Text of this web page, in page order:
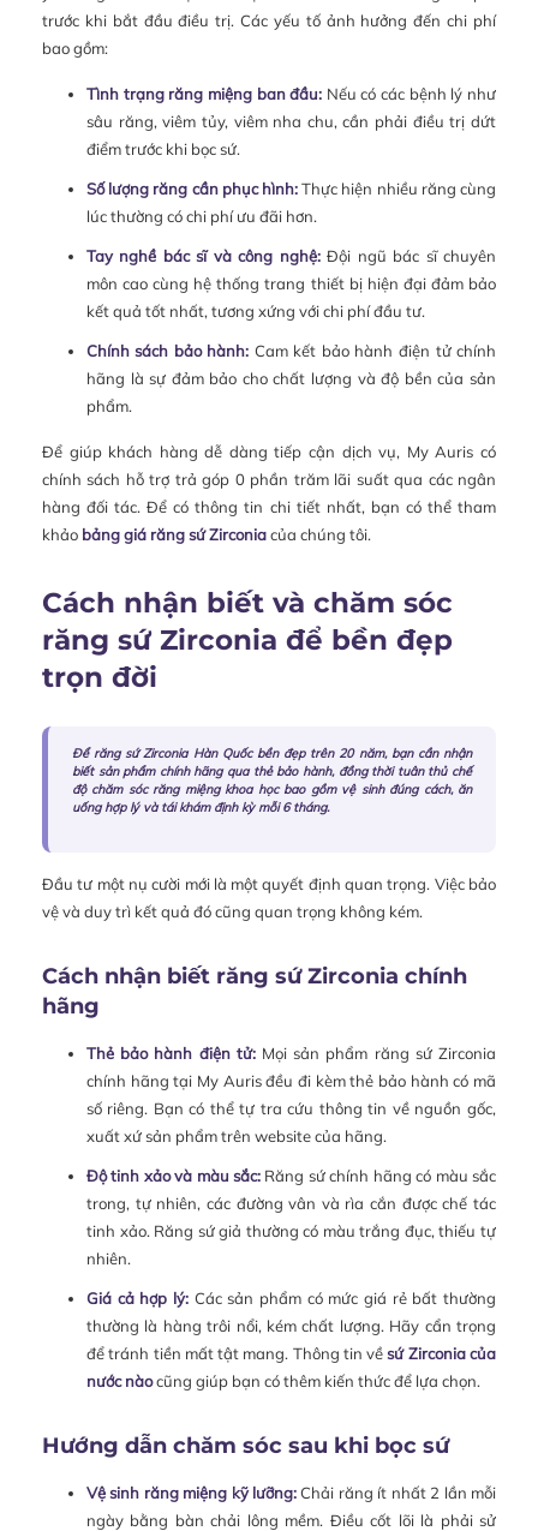
trước khi bắt đầu điều trị. Các yếu tố ảnh hưởng đến chi phí
bao gồm:
Tình trạng răng miệng ban đầu: Nếu có các bệnh lý như
sâu răng, viêm tủy, viêm nha chu, cần phải điều trị dứt
điểm trước khi bọc sứ.
Số lượng răng cần phục hình:Thực hiện nhiều răng cùng
lúc thường có chi phí ưu đãi hơn.
Tay nghề bác sĩ và công nghệ:Đội ngũ bác sĩ chuyên
môn cao cùng hệ thống trang thiết bị hiện đại đảm bảo
kết quả tốt nhất, tương xứng với chi phí đầu tư.
Chính sách bảo hành: Cam kết bảo hành điện tử chính
hãng là sự đảm bảo cho chất lượng và độ bền của sản
phẩm.
Để giúp khách hàng dễ dàng tiếp cận dịch vụ, My Auris có
chính sách hỗ trợ trả góp 0 phần trăm lãi suất qua các ngân
hàng đối tác. Để có thông tin chi tiết nhất, bạn có thể tham
khảo bảng giá răng sứ Zirconiacủa chúng tôi.
Cách nhận biết và chăm sóc
răng sứ Zirconia để bền đẹp
trọn đời
Để răng sứ Zirconia Hàn Quốc bền đẹp trên 20 năm, bạn cần nhận
biết sản phẩm chính hãng qua thẻ bảo hành, đồng thời tuân thủ chế
độ chăm sóc răng miệng khoa học bao gồm vệ sinh đúng cách, ăn
uống hợp lý và tái khám định kỳ mỗi 6 tháng.
Đầu tư một nụ cười mới là một quyết định quan trọng. Việc bảo
vệ và duy trì kết quả đó cũng quan trọng không kém.
Cách nhận biết răng sứ Zirconia chính
hãng
Thẻ bảo hành điện tử:Mọi sản phẩm răng sứ Zirconia
chính hãng tại My Auris đều đi kèm thẻ bảo hành có mã
số riêng. Bạn có thể tự tra cứu thông tin về nguồn gốc,
xuất xứ sản phẩm trên website của hãng.
Độ tinh xảo và màu sắc: Răng sứ chính hãng có màu sắc
trong, tự nhiên, các đường vân và rìa cắn được chế tác
tinh xảo. Răng sứ giả thường có màu trắng đục, thiếu tự
nhiên.
Giá cả hợp lý:Các sản phẩm có mức giá rẻ bất thường
thường là hàng trôi nổi, kém chất lượng. Hãy cẩn trọng
để tránh tiền mất tật mang. Thông tin vềsứ Zirconia của
nước nàocũng giúp bạn có thêm kiến thức để lựa chọn.
Hướng dẫn chăm sóc sau khi bọc sứ
Vệ sinh răng miệng kỹ lưỡng:Chải răng ít nhất 2 lần mỗi
ngày bằng bàn chải lông mềm. Điều cốt lõi là phải sử